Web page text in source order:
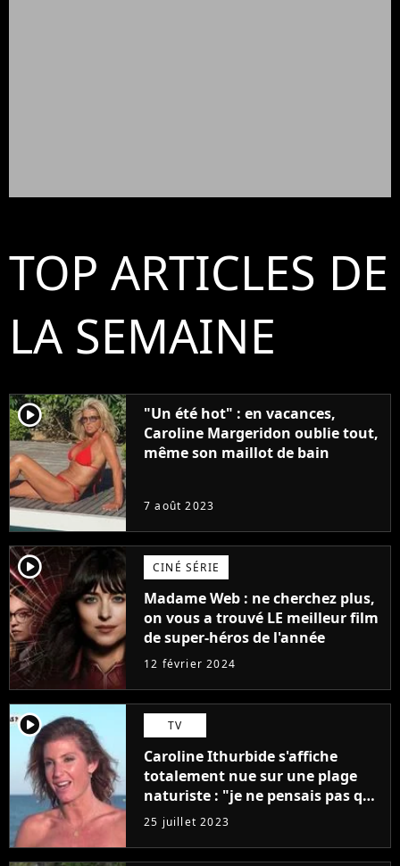
TOP ARTICLES DE
LA SEMAINE
player2
"Un été hot" : en vacances,
Caroline Margeridon oublie tout,
même son maillot de bain
7 août 2023
player2 CINÉ SÉRIE
Madame Web : ne cherchez plus,
on vous a trouvé LE meilleur film
de super-héros de l'année
12 février 2024
player2 TV
Caroline Ithurbide s'affiche
totalement nue sur une plage
naturiste : "je ne pensais pas que
j'arriverais à le faire..."
25 juillet 2023